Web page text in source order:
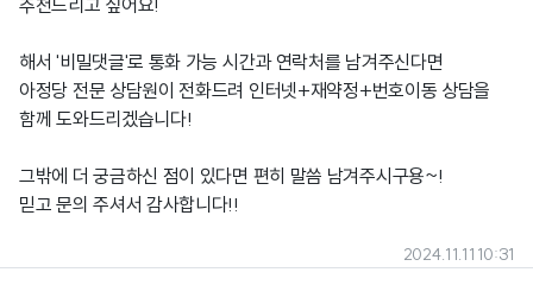
추천드리고 싶어요!
해서 '비밀댓글'로 통화 가능 시간과 연락처를 남겨주신다면
아정당 전문 상담원이 전화드려 인터넷+재약정+번호이동 상담을
함께 도와드리겠습니다!
그밖에 더 궁금하신 점이 있다면 편히 말씀 남겨주시구용~!
믿고 문의 주셔서 감사합니다!!
2024.11.11 10:31